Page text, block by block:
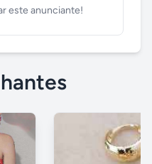
este anunciante!